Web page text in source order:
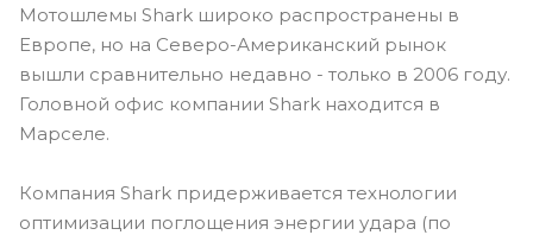
Мотошлемы Shark широко распространены в
Европе, но на Северо-Американский рынок
вышли сравнительно недавно - только в 2006 году.
Головной офис компании Shark находится в
Марселе.
Компания Shark придерживается технологии
оптимизации поглощения энергии удара (по